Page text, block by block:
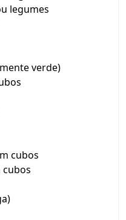
legumes
verde)
cubos
cubos